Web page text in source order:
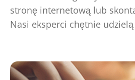
stronę internetową lub
Nasi eksperci chętnie